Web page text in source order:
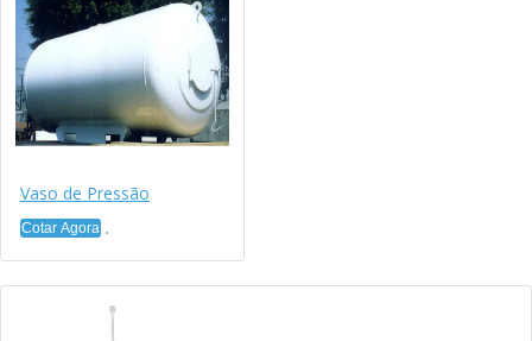
Vaso de Pressão
Cotar Agora